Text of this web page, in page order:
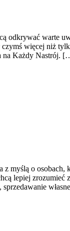
odkrywać warte
więcej niż
na Każdy Nastrój.
myślą o
lepiej